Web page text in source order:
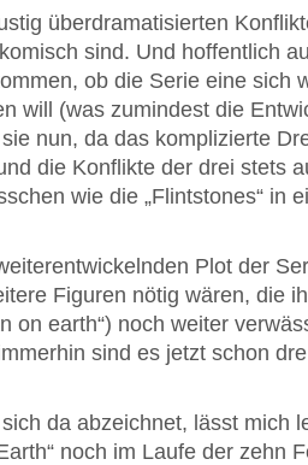
überdramatisierten
sind. Und hoffentlich
ob die Serie eine sich
will (was zumindest die
nun, da das komplizierte
die Konflikte der drei stets
wie die „Flintstones“ in
Plot der
Figuren nötig wären, die
on earth“) noch weiter
sind es jetzt schon
da abzeichnet, lässt mich
noch im Laufe der zehn